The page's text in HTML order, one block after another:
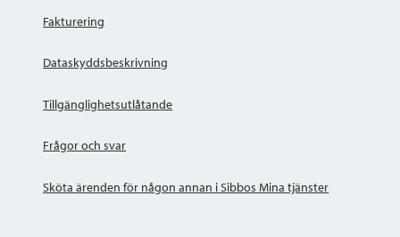
Fakturering
Dataskyddsbeskrivning
Tillgänglighetsutlåtande
Frågor och svar
Sköta ärenden för någon annan i Sibbos Mina tjänster